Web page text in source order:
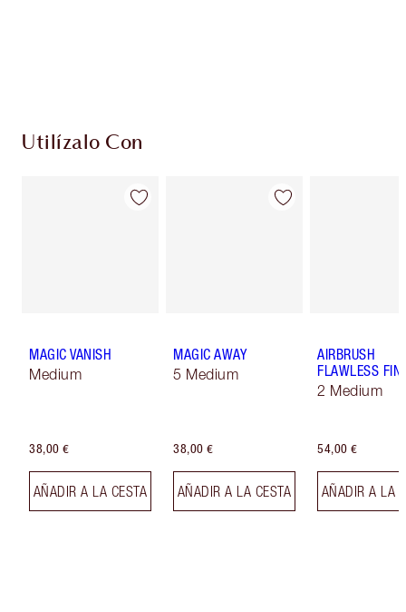
Utilízalo Con
MAGIC VANISH
Medium
38,00 €
AÑADIR A LA CESTA
MAGIC AWAY
5 Medium
38,00 €
AÑADIR A LA CESTA
AIRBRUSH
FLAWLESS
2 Medium
54,00 €
AÑADIR A LA